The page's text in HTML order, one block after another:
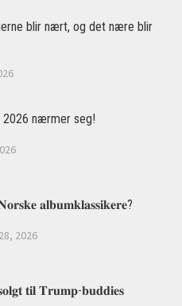
blir nært, og det nære blir
2026 nærmer seg!
𝐚𝐥𝐛𝐮𝐦𝐤𝐥𝐚𝐬𝐬𝐢𝐤𝐞𝐫𝐞?
2026
𝐭𝐢𝐥 𝐓𝐫𝐮𝐦𝐩-𝐛𝐮𝐝𝐝𝐢𝐞𝐬